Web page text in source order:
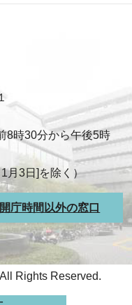
8時30分から午後5時
月3日]を除く）
開庁時間以外の窓口
Rights Reserved.